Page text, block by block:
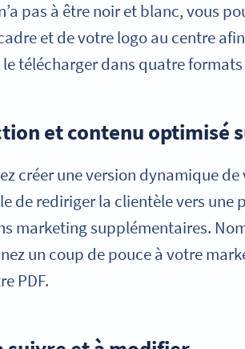
pas à être noir et blanc, vous
et de votre logo au centre
télécharger dans quatre
et contenu optimisé
créer une version dynamique
de rediriger la clientèle vers
marketing supplémentaires.
un coup de pouce à votre
PDF.